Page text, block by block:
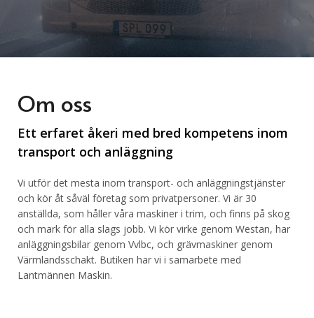
Om oss
Ett erfaret åkeri med bred kompetens inom
transport och anläggning
Vi utför det mesta inom transport- och anläggningstjänster
och kör åt såväl företag som privatpersoner. Vi är 30
anställda, som håller våra maskiner i trim, och finns på skog
och mark för alla slags jobb. Vi kör virke genom Westan, har
anläggningsbilar genom Vvlbc, och grävmaskiner genom
Värmlandsschakt. Butiken har vi i samarbete med
Lantmännen Maskin.